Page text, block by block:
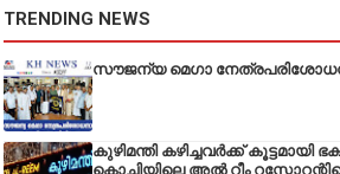
TRENDING NEWS
സൗജന്യ മെഗാ
കുഴിമന്തി കഴിച്ചവർക്ക് കൂട്ടമായി
കൊച്ചിയിലെ അൽ റീം